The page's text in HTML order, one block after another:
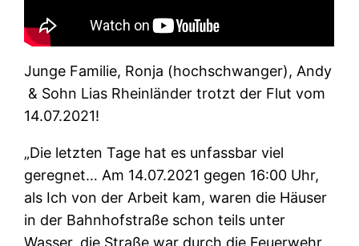
Junge Familie, Ronja (hochschwanger), Andy
& Sohn Lias Rheinländer trotzt der Flut vom
14.07.2021!
„Die letzten Tage hat es unfassbar viel
geregnet… Am 14.07.2021 gegen 16:00 Uhr,
als Ich von der Arbeit kam, waren die Häuser
in der Bahnhofstraße schon teils unter